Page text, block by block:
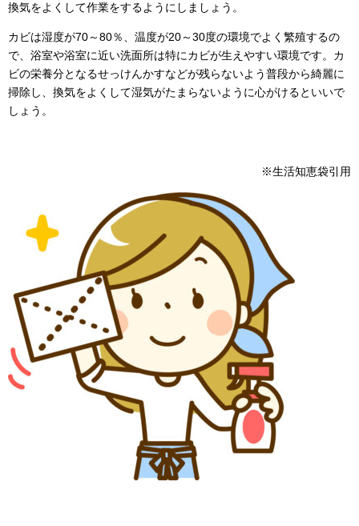
換気をよくして作業をするようにしましょう。
カビは湿度が70～80％、温度が20～30度の環境でよく繁殖するの
で、浴室や浴室に近い洗面所は特にカビが生えやすい環境です。カ
ビの栄養分となるせっけんかすなどが残らないよう普段から綺麗に
掃除し、換気をよくして湿気がたまらないように心がけるといいで
しょう。
※生活知恵袋引用